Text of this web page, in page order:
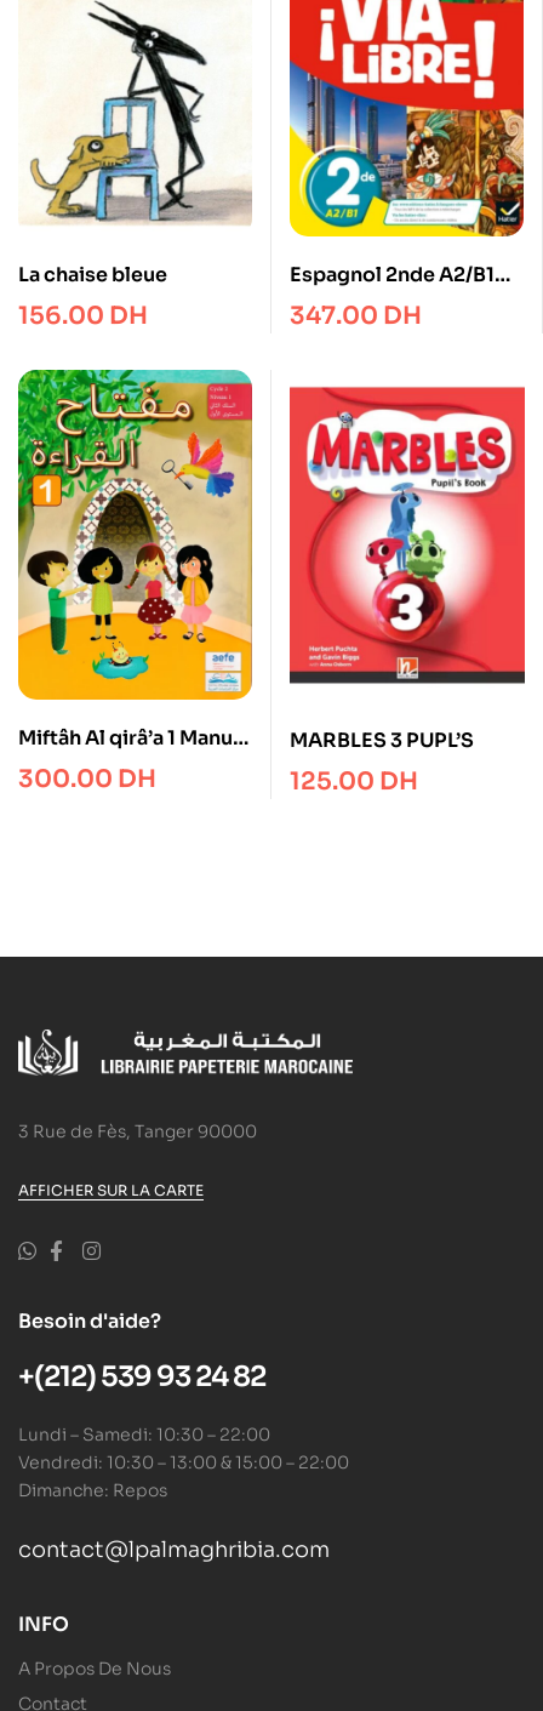
La chaise bleue
156.00 DH
Espagnol 2nde A2/B1
Via Libre !
347.00 DH
Miftâh Al qirâ’a 1 Manuel
avec CD Cahier
D’activités
300.00 DH
MARBLES 3 PUPL’S
125.00 DH
3 Rue de Fès, Tanger 90000
AFFICHER SUR LA CARTE
Besoin d'aide?
+(212) 539 93 24 82
Lundi – Samedi: 10:30 – 22:00
Vendredi: 10:30 – 13:00 & 15:00 – 22:00
Dimanche: Repos
contact@lpalmaghribia.com
INFO
A Propos De Nous
Contact